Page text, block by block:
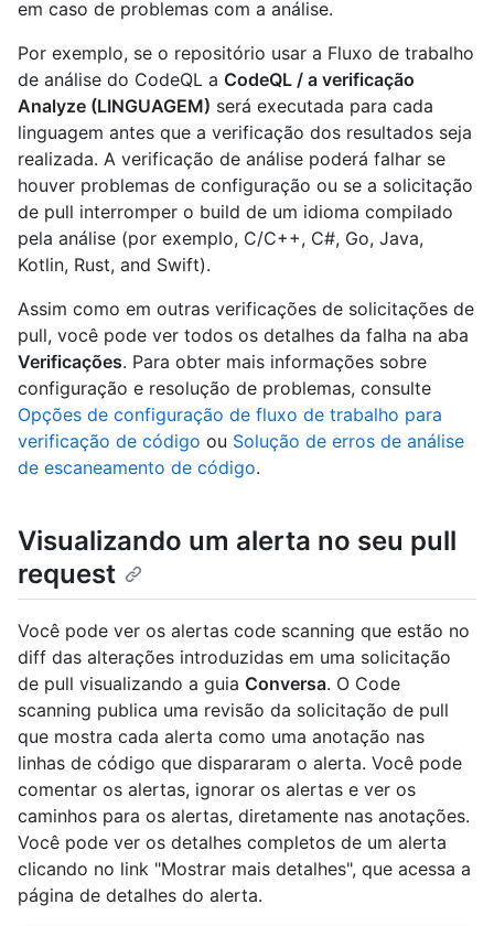
em caso de problemas com a análise.
Por exemplo, se o repositório usar a Fluxo de trabalho
de análise do CodeQL a CodeQL / a verificação
Analyze (LINGUAGEM) será executada para cada
linguagem antes que a verificação dos resultados seja
realizada. A verificação de análise poderá falhar se
houver problemas de configuração ou se a solicitação
de pull interromper o build de um idioma compilado
pela análise (por exemplo, C/C++, C#, Go, Java,
Kotlin, Rust, and Swift).
Assim como em outras verificações de solicitações de
pull, você pode ver todos os detalhes da falha na aba
Verificações. Para obter mais informações sobre
configuração e resolução de problemas, consulte
Opções de configuração de fluxo de trabalho para
verificação de código ou Solução de erros de análise
de escaneamento de código.
Visualizando um alerta no seu pull
request
Você pode ver os alertas code scanning que estão no
diff das alterações introduzidas em uma solicitação
de pull visualizando a guia Conversa. O Code
scanning publica uma revisão da solicitação de pull
que mostra cada alerta como uma anotação nas
linhas de código que dispararam o alerta. Você pode
comentar os alertas, ignorar os alertas e ver os
caminhos para os alertas, diretamente nas anotações.
Você pode ver os detalhes completos de um alerta
clicando no link "Mostrar mais detalhes", que acessa a
página de detalhes do alerta.